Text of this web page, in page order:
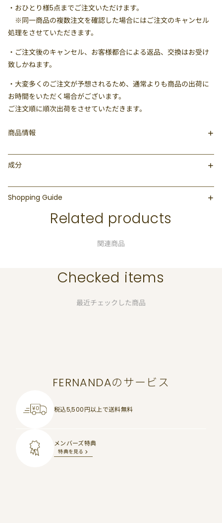
・ おひとり様5点までご注文いただけます。
※同一商品の複数注文を確認した場合にはご注文のキャンセル
処理をさせていただきます。
・ご注文後のキャンセル、お客様都合による返品、交換はお受け
致しかねます。
・大変多くのご注文が予想されるため、通常よりも商品の出荷に
お時間をいただく場合がございます。
ご注文順に順次出荷をさせていただきます。
商品情報
成分
Shopping Guide
Related products
関連商品
Checked items
最近チェックした商品
FERNANDAのサービス
税込5,500円以上で送料無料
メンバーズ特典
特典を見る